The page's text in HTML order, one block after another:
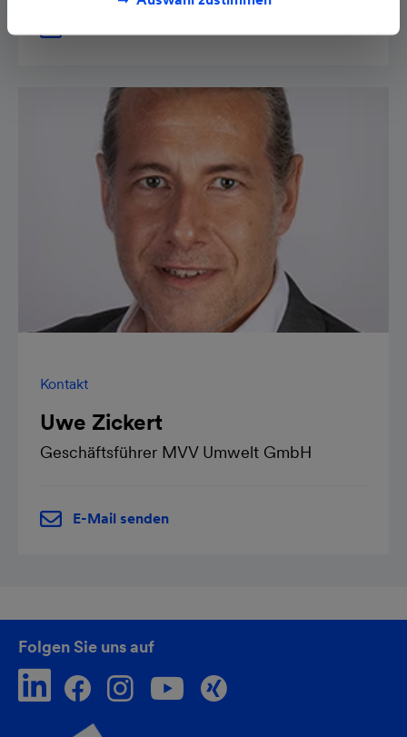
Kontakt
Uwe Zickert
Geschäftsführer MVV Umwelt GmbH
E-Mail senden
Folgen Sie uns auf